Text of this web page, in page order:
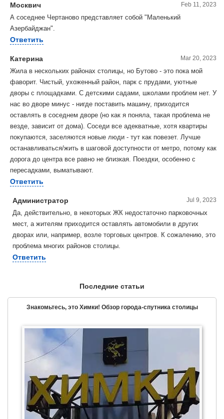
Москвич Feb 11, 2023
А соседнее Чертаново представляет собой "Маленький
Азербайджан".
Ответить
Катерина Mar 20, 2023
Жила в нескольких районах столицы, но Бутово - это пока мой
фаворит. Чистый, ухоженный район, парк с прудами, уютные
дворы с площадками. С детскими садами, школами проблем нет. У
нас во дворе минус - нигде поставить машину, приходится
оставлять в соседнем дворе (но как я поняла, такая проблема не
везде, зависит от дома). Соседи все адекватные, хотя квартиры
покупаются, заселяются новые люди - тут как повезет. Лучше
останавливаться/жить в шаговой доступности от метро, потому как
дорога до центра все равно не близкая. Поездки, особенно с
пересадками, выматывают.
Ответить
Администратор Jul 9, 2023
Да, действительно, в некоторых ЖК недостаточно парковочных
мест, а жителям приходится оставлять автомобили в других
дворах или, например, возле торговых центров. К сожалению, это
проблема многих районов столицы.
Ответить
Последние статьи
Знакомьтесь, это Химки! Обзор города-спутника столицы